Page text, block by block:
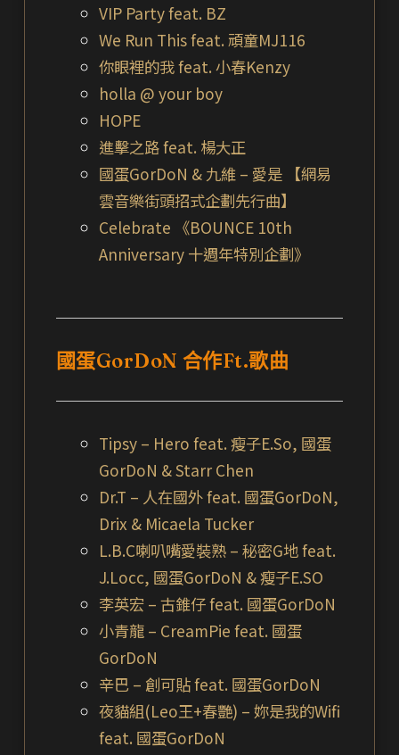
VIP Party feat. BZ
We Run This feat. 頑童MJ116
你眼裡的我 feat. 小春Kenzy
holla @ your boy
HOPE
進擊之路 feat. 楊大正
國蛋GorDoN & 九維 – 愛是 【網易
雲音樂街頭招式企劃先行曲】
Celebrate 《BOUNCE 10th
Anniversary 十週年特別企劃》
國蛋GorDoN 合作Ft.歌曲
Tipsy – Hero feat. 瘦子E.So, 國蛋
GorDoN & Starr Chen
Dr.T – 人在國外 feat. 國蛋GorDoN,
Drix & Micaela Tucker
L.B.C喇叭嘴愛裝熟 – 秘密G地 feat.
J.Locc, 國蛋GorDoN & 瘦子E.SO
李英宏 – 古錐仔 feat. 國蛋GorDoN
小青龍 – CreamPie feat. 國蛋
GorDoN
辛巴 – 創可貼 feat. 國蛋GorDoN
夜貓組(Leo王+春艷) – 妳是我的Wifi
feat. 國蛋GorDoN